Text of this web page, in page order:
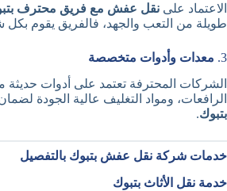
الاعتماد على نقل عفش مع فريق محترف
طويلة من التعب والجهد، فالفريق يقوم بكل
3. معدات وأدوات متخصصة
الشركات المحترفة تعتمد على أدوات حديثة
الرافعات، ومواد التغليف عالية الجودة
بتبوك.
خدمات شركة نقل عفش بتبوك بالتفصيل
خدمة نقل الأثاث بتبوك